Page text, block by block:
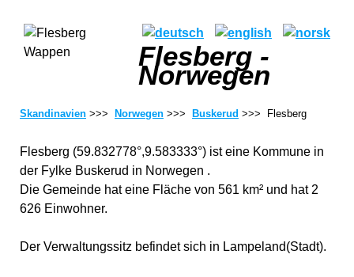
Flesberg -
Norwegen
Skandinavien >>> Norwegen >>> Buskerud >>> Flesberg
Flesberg (59.832778°,9.583333°) ist eine Kommune in
der Fylke Buskerud in Norwegen .
Die Gemeinde hat eine Fläche von 561 km² und hat 2
626 Einwohner.
Der Verwaltungssitz befindet sich in Lampeland(Stadt).